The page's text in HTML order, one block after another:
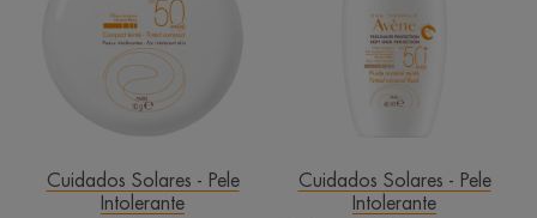
Dourado
SPF
50
Cuidados Solares - Pele
Intolerante
Cor
SPF
50+
Cuidados Solares - Pele
Intolerante